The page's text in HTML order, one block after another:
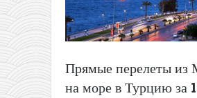
за
99€
в
сторону
Прямые перелеты из
на море в Турцию за